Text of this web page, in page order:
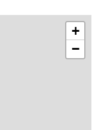
+
−